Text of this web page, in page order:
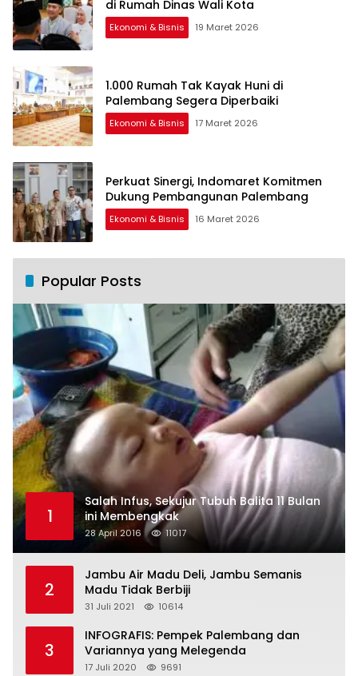
di Rumah Dinas Wali Kota
Ekonomi & Bisnis 19 Maret 2026
1.000 Rumah Tak Kayak Huni di
Palembang Segera Diperbaiki
Ekonomi & Bisnis 17 Maret 2026
Perkuat Sinergi, Indomaret Komitmen
Dukung Pembangunan Palembang
Ekonomi & Bisnis 16 Maret 2026
Popular Posts
1
Salah Infus, Sekujur Tubuh Balita 11 Bulan
ini Membengkak
28 April 2016 11017
2
Jambu Air Madu Deli, Jambu Semanis
Madu Tidak Berbiji
31 Juli 2021 10614
3
INFOGRAFIS: Pempek Palembang dan
Variannya yang Melegenda
17 Juli 2020 9691